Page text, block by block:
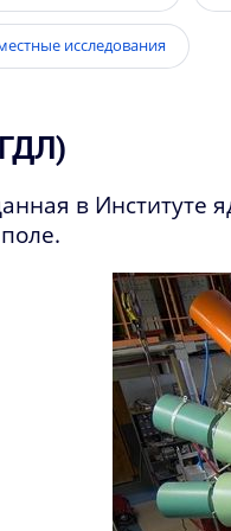
исследования
в Институте